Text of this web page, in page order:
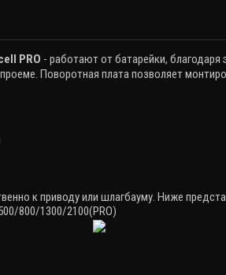
PRO - работают от батарейки,
Поворотная плата позволяет
к приводу или шлагбауму. Ниже
500/800/1300/2100(PRO)